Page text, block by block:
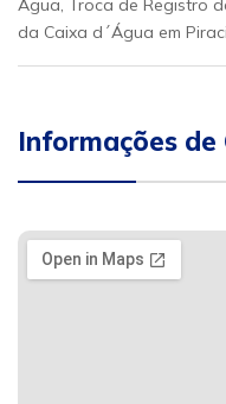
Água, Troca de Registro
da Caixa d´Água em
Informações